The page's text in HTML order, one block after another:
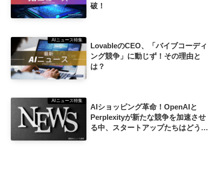
破！
AIニュース特集
LovableのCEO、「バイブコーディ
ング競争」に動じず！その理由と
は？
AIニュース特集
AIショッピング革命！OpenAIと
Perplexityが新たな競争を加速させ
る中、スタートアップたちはどう対